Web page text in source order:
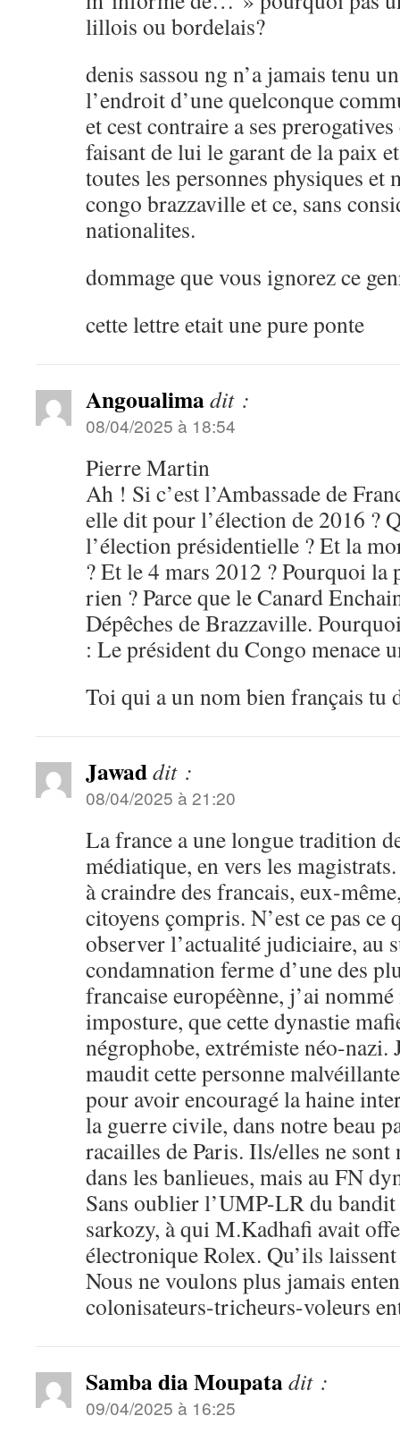
lillois ou bordelais?
denis sassou ng n’a jamais tenu
l’endroit d’une quelconque
et cest contraire a ses
faisant de lui le garant de la paix
toutes les personnes physiques et
congo brazzaville et ce, sans
nationalites.
dommage que vous ignorez ce
cette lettre etait une pure ponte
Angoualimadit :
08/04/2025 à 18:54
Pierre Martin
Ah ! Si c’est l’Ambassade de
elle dit pour l’élection de 2016 ?
l’élection présidentielle ? Et la
? Et le 4 mars 2012 ? Pourquoi la
rien ? Parce que le Canard
Dépêches de Brazzaville.
: Le président du Congo menace
Toi qui a un nom bien français tu
Jawaddit :
08/04/2025 à 21:20
La france a une longue tradition
médiatique, en vers les
à craindre des francais, eux-
citoyens çompris. N’est ce pas ce
observer l’actualité judiciaire, au
condamnation ferme d’une des
francaise européènne, j’ai
imposture, que cette dynastie
négrophobe, extrémiste néo-nazi.
maudit cette personne
pour avoir encouragé la haine
la guerre civile, dans notre beau
racailles de Paris. Ils/elles ne
dans les banlieues, mais au FN
Sans oublier l’UMP-LR du
sarkozy, à qui M.Kadhafi avait
électronique Rolex. Qu’ils
Nous ne voulons plus jamais
colonisateurs-tricheurs-voleurs
Samba dia Moupatadit :
09/04/2025 à 16:25